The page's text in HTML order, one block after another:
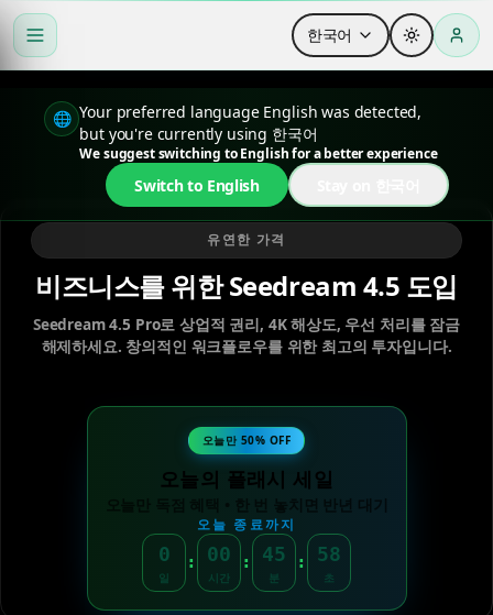
한국어
🌐 Your preferred language English was detected,
but you're currently using 한국어
We suggest switching to English for a better experience
Switch to English
유연한 가격
비즈니스를 위한 Seedream 4.5 도입
Seedream 4.5 Pro로 상업적 권리, 4K 해상도, 우선 처리를 잠금
해제하세요. 창의적인 워크플로우를 위한 최고의 투자입니다.
오늘만 50% OFF
오늘의 플래시 세일
오늘만 독점 혜택 • 한 번 놓치면 반년 대기
오늘 종료까지
0
일
: 00
시간
: 45
분
: 57
초